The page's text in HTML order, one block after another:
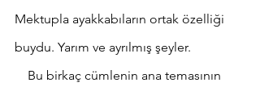
Mektupla ayakkabıların ortak özelliği
buydu. Yarım ve ayrılmış şeyler.